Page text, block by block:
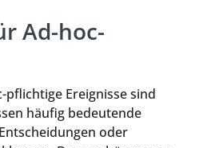
Ad-hoc-
pflichtige Ereignisse sind
häufig bedeutende
oder